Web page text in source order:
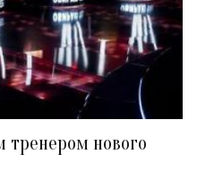
тренером нового